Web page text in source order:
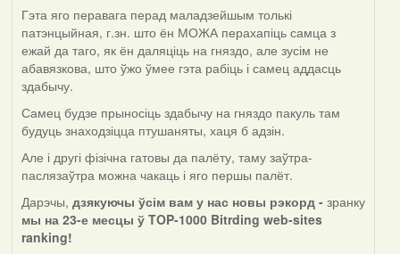
Гэта яго перавага перад маладзейшым толькі
патэнцыйная, г.зн. што ён МОЖА перахапіць самца з
ежай да таго, як ён даляціць на гняздо, але зусім не
абавязкова, што ўжо ўмее гэта рабіць і самец аддасць
здабычу.
Самец будзе прыносіць здабычу на гняздо пакуль там
будуць знаходзіцца птушаняты, хаця б адзін.
Але і другі фізічна гатовы да палёту, таму заўтра-
паслязаўтра можна чакаць і яго першы палёт.
Дарэчы, дзякуючы ўсім вам у нас новы рэкорд - зранку
мы на 23-е месцы ў TOP-1000 Bitrding web-sites
ranking!